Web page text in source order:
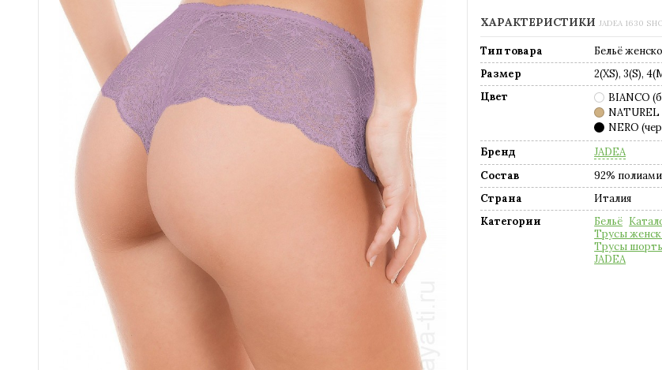
ХАРАКТЕРИСТИКИ JADEA 1630
Тип товара
Бельё
Размер
2(XS), 3(S),
Цвет
BIANCO
NERO
Бренд
JADEA
Состав
92%
Страна
Италия
Категории
Бельё
Трусы
Трусы
JADEA